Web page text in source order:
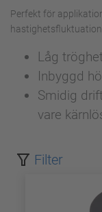
Perfekt för
Låg tröghet
Inbyggd
Smidig
vare
Filter